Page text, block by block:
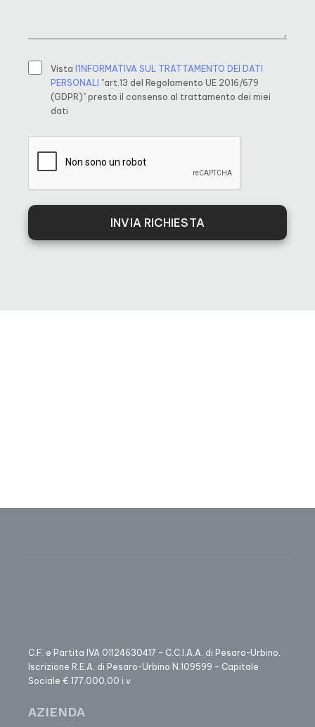
Vista l’INFORMATIVA SUL TRATTAMENTO DEI DATI
PERSONALI "art.13 del Regolamento UE 2016/679
(GDPR)" presto il consenso al trattamento dei miei
dati
INVIA RICHIESTA
C.F. e Partita IVA 01124630417 – C.C.I.A.A. di Pesaro-Urbino.
Iscrizione R.E.A. di Pesaro-Urbino N.109599 – Capitale
Sociale €.177.000,00 i.v
AZIENDA